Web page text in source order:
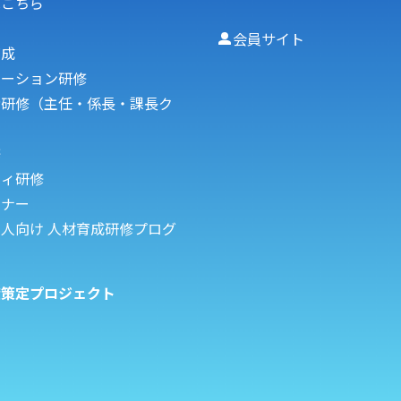
ション研修
修（主任・係長・課長ク
研修
ー
向け 人材育成研修プログ
定プロジェクト
会員サイト